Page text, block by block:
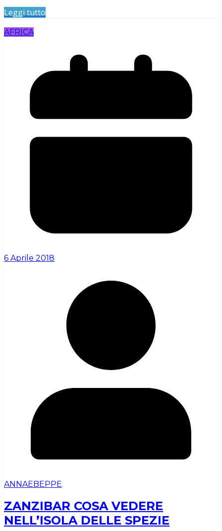
Leggi tutto
AFRICA
6 Aprile 2018
ANNAEBEPPE
ZANZIBAR COSA VEDERE
NELL’ISOLA DELLE SPEZIE